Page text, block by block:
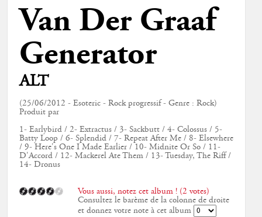
Van Der Graaf
Generator
ALT
(25/06/2012 - Esoteric - Rock progressif - Genre : Rock)
Produit par
1- Earlybird / 2- Extractus / 3- Sackbutt / 4- Colossus / 5-
Batty Loop / 6- Splendid / 7- Repeat After Me / 8- Elsewhere
/ 9- Here's One I Made Earlier / 10- Midnite Or So / 11-
D'Accord / 12- Mackerel Ate Them / 13- Tuesday, The Riff /
14- Dronus
Vous aussi, notez cet album ! (2 votes)
Consultez le barème de la colonne de droite
et donnez votre note à cet album